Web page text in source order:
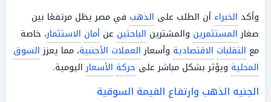
وأكد الخبراء أن الطلب على الذهب في مصر يظل مرتفعًا بين
صغارالمستثمرين والمشترين الباحثين عن أمان الاستثمار، خاصة
مع التقلبات الاقتصادية وأسعارالعملات الأجنبية، مما يعززالسوق
المحلية ويؤثر بشكل مباشر على حركة الأسعاراليومية.
الجنيه الذهب وارتفاع القيمة السوقية